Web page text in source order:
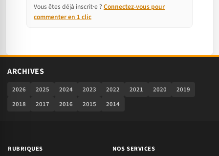
Vous êtes déjà inscrit·e ? Connectez-vous pour
commenter en 1 clic
ARCHIVES
2026 2025 2024 2023 2022 2021 2020
2019
2018
2017 2016 2015 2014
RUBRIQUES
NOS SERVICES